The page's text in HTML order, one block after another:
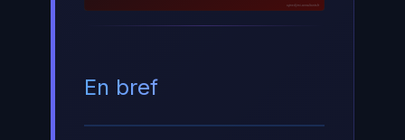
En bref